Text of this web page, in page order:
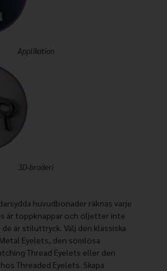
Applikation
3D-broderi
huvudbonader räknas varje
är toppknappar och öljetter inte
är stiluttryck. Välj den klassiska
Eyelets, den sömlösa
Thread Eyelets eller den
Threaded Eyelets. Skapa